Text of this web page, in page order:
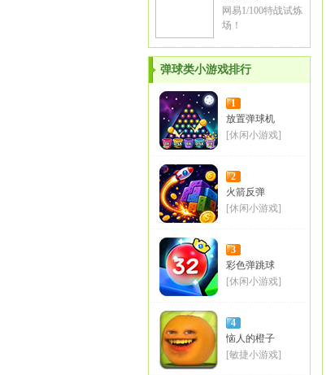
网易1/100特战试炼
场！
弹球类小游戏排行
1
放置弹球机
[休闲小游戏]
2
火箭反弹
[休闲小游戏]
3
彩色弹跳球
[休闲小游戏]
4
恼人的橙子
[敏捷小游戏]